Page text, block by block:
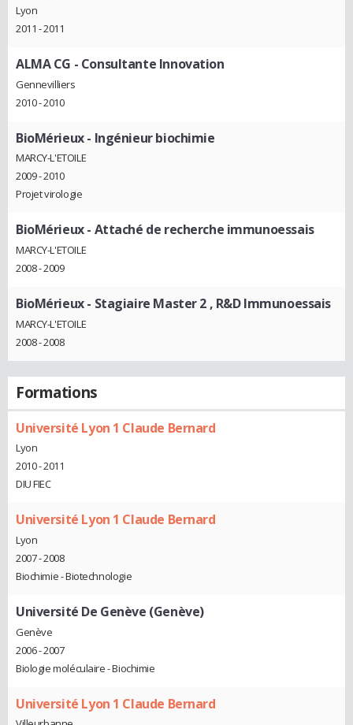
Lyon
2011 - 2011
ALMA CG - Consultante Innovation
Gennevilliers
2010 - 2010
BioMérieux- Ingénieur biochimie
MARCY-L'ETOILE
2009 - 2010
Projet virologie
BioMérieux- Attaché de recherche immunoessais
MARCY-L'ETOILE
2008 - 2009
BioMérieux- Stagiaire Master 2 , R&D Immunoessais
MARCY-L'ETOILE
2008 - 2008
Formations
Université Lyon 1 Claude Bernard
Lyon
2010 - 2011
DIU FIEC
Université Lyon 1 Claude Bernard
Lyon
2007 - 2008
Biochimie - Biotechnologie
Université De Genève (Genève)
Genève
2006 - 2007
Biologie moléculaire - Biochimie
Université Lyon 1 Claude Bernard